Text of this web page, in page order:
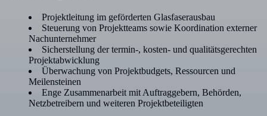
Projektleitung im geförderten Glasfaserausbau
Steuerung von Projektteams sowie Koordination externer
Nachunternehmer
Sicherstellung der termin-, kosten- und qualitätsgerechten
Projektabwicklung
Überwachung von Projektbudgets, Ressourcen und
Meilensteinen
Enge Zusammenarbeit mit Auftraggebern, Behörden,
Netzbetreibern und weiteren Projektbeteiligten